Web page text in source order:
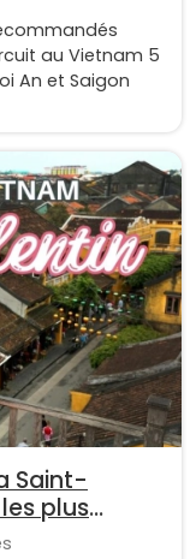
au Vietnam 5
An et Saigon
Saint-
plus